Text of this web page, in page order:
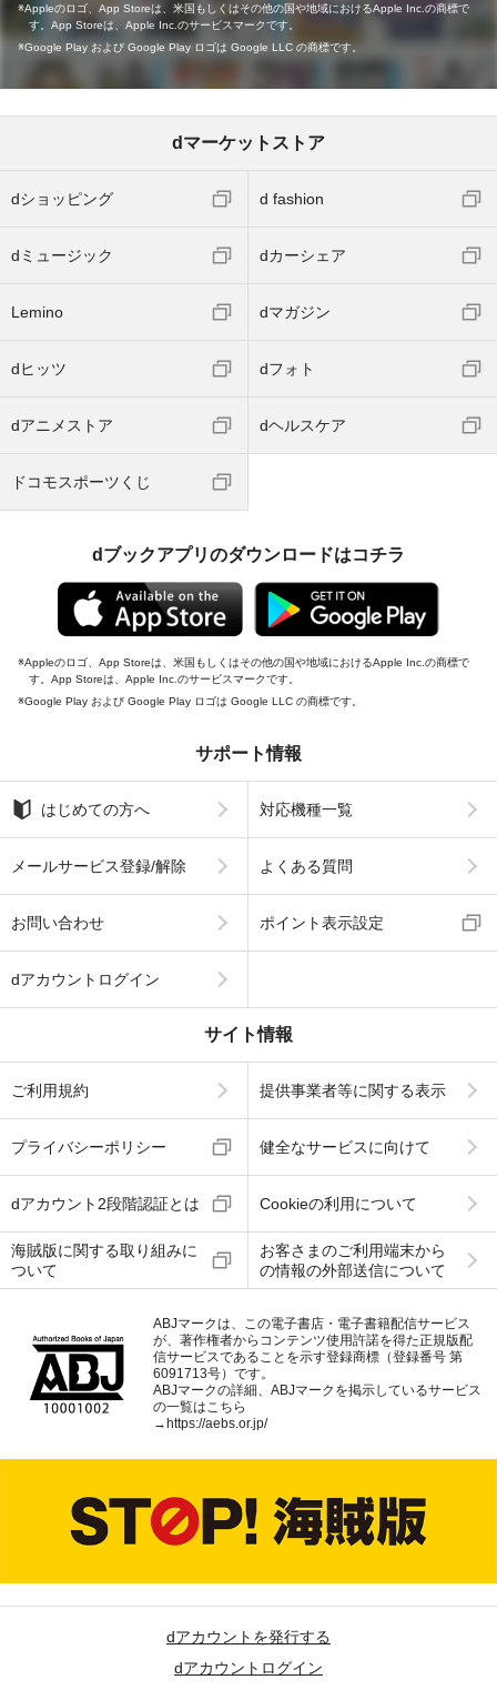
Appleのロゴ、App Storeは、米国もしくはその他の国や地域におけるApple Inc.の商標で
す。App Storeは、Apple Inc.のサービスマークです。
Google Play および Google Play ロゴは Google LLC の商標です。
dマーケットストア
dショッピング d fashion
dミュージック dカーシェア
Lemino dマガジン
dヒッツ dフォト
dアニメストア dヘルスケア
ドコモスポーツくじ
dブックアプリのダウンロードはコチラ
Appleのロゴ、App Storeは、米国もしくはその他の国や地域におけるApple Inc.の商標で
す。App Storeは、Apple Inc.のサービスマークです。
Google Play および Google Play ロゴは Google LLC の商標です。
サポート情報
はじめての方へ 対応機種一覧
メールサービス登録/解除 よくある質問
お問い合わせ ポイント表示設定
dアカウントログイン
サイト情報
ご利用規約 提供事業者等に関する表示
プライバシーポリシー 健全なサービスに向けて
dアカウント2段階認証とは Cookieの利用について
海賊版に関する取り組みに
ついて
お客さまのご利用端末から
の情報の外部送信について
ABJマークは、この電子書店・電子書籍配信サービス
が、著作権者からコンテンツ使用許諾を得た正規版配
信サービスであることを示す登録商標（登録番号 第
6091713号）です。
ABJマークの詳細、ABJマークを掲示しているサービス
の一覧はこちら
→ https://aebs.or.jp/
dアカウントを発行する
dアカウントログイン